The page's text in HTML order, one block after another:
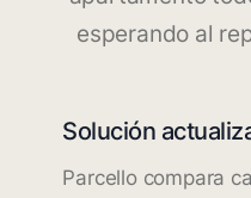
esperando al
Solución
Parcello compara